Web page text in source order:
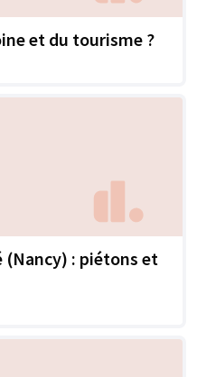
et du tourisme ?
(Nancy) : piétons et